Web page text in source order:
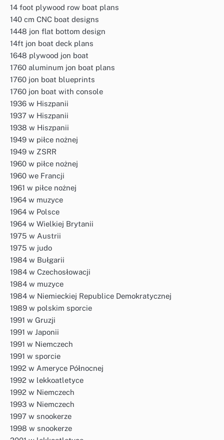
14 foot plywood row boat plans
140 cm CNC boat designs
1448 jon flat bottom design
14ft jon boat deck plans
1648 plywood jon boat
1760 aluminum jon boat plans
1760 jon boat blueprints
1760 jon boat with console
1936 w Hiszpanii
1937 w Hiszpanii
1938 w Hiszpanii
1949 w piłce nożnej
1949 w ZSRR
1960 w piłce nożnej
1960 we Francji
1961 w piłce nożnej
1964 w muzyce
1964 w Polsce
1964 w Wielkiej Brytanii
1975 w Austrii
1975 w judo
1984 w Bułgarii
1984 w Czechosłowacji
1984 w muzyce
1984 w Niemieckiej Republice Demokratycznej
1989 w polskim sporcie
1991 w Gruzji
1991 w Japonii
1991 w Niemczech
1991 w sporcie
1992 w Ameryce Północnej
1992 w lekkoatletyce
1992 w Niemczech
1993 w Niemczech
1997 w snookerze
1998 w snookerze